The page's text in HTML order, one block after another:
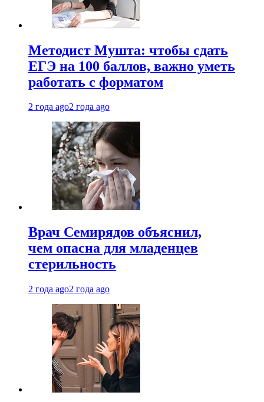
Методист Мушта: чтобы сдать
ЕГЭ на 100 баллов, важно уметь
работать с форматом
2 года ago2 года ago
Врач Семирядов объяснил,
чем опасна для младенцев
стерильность
2 года ago2 года ago